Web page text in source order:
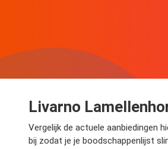
Livarno
Vergelijk de actuele aanbiedingen
bij zodat je je boodschappenlijst